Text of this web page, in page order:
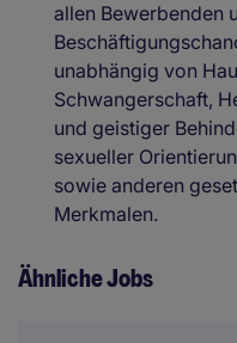
allen Bewerbenden
unabhängig von
Schwangerschaft,
und geistiger
sexueller
sowie anderen
Merkmalen.
Ähnliche Jobs